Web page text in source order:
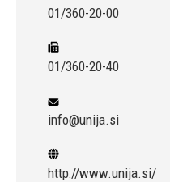
01/360-20-00
01/360-20-40
info@unija.si
http://www.unija.si/